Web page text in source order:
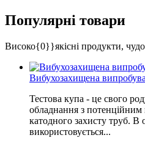
Популярні товари
Високо{0}}якісні продукти,
Вибухозахищена
Тестова купа - це свого
обладнання з
катодного захисту труб. В
використовується...